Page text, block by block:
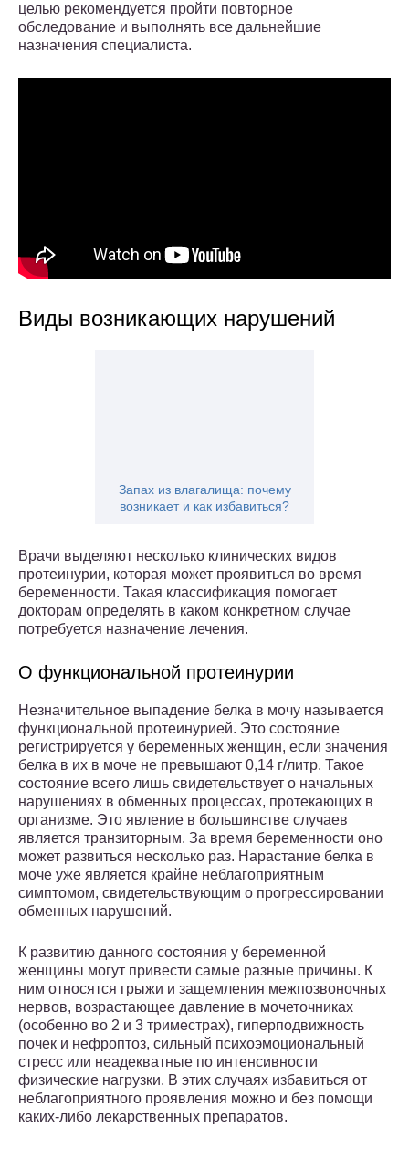
целью рекомендуется пройти повторное
обследование и выполнять все дальнейшие
назначения специалиста.
Виды возникающих нарушений
Запах из влагалища: почему
возникает и как избавиться?
Врачи выделяют несколько клинических видов
протеинурии, которая может проявиться во время
беременности. Такая классификация помогает
докторам определять в каком конкретном случае
потребуется назначение лечения.
О функциональной протеинурии
Незначительное выпадение белка в мочу называется
функциональной протеинурией. Это состояние
регистрируется у беременных женщин, если значения
белка в их в моче не превышают 0,14 г/литр. Такое
состояние всего лишь свидетельствует о начальных
нарушениях в обменных процессах, протекающих в
организме. Это явление в большинстве случаев
является транзиторным. За время беременности оно
может развиться несколько раз. Нарастание белка в
моче уже является крайне неблагоприятным
симптомом, свидетельствующим о прогрессировании
обменных нарушений.
К развитию данного состояния у беременной
женщины могут привести самые разные причины. К
ним относятся грыжи и защемления межпозвоночных
нервов, возрастающее давление в мочеточниках
(особенно во 2 и 3 триместрах), гиперподвижность
почек и нефроптоз, сильный психоэмоциональный
стресс или неадекватные по интенсивности
физические нагрузки. В этих случаях избавиться от
неблагоприятного проявления можно и без помощи
каких-либо лекарственных препаратов.